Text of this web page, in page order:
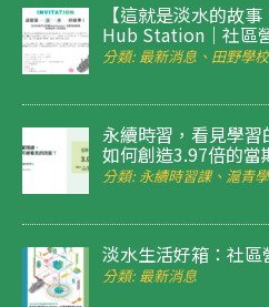
【這就是淡水的故
Hub Station｜社區
分類: 最新消息、田野學校
永續時習，看見學
如何創造3.97倍的當
分類: 永續時習課、滬青學
淡水生活好箱：社
分類: 最新消息